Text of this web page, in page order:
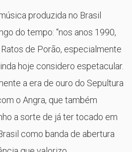
produzida no Brasil
do tempo: “nos anos 1990,
de Porão, especialmente
hoje considero espetacular.
a era de ouro do Sepultura
o Angra, que também
a sorte de já ter tocado em
como banda de abertura